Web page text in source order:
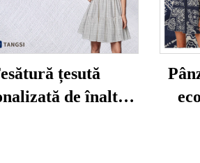
țesută
de înaltă